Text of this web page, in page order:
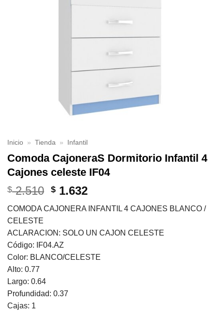
Inicio » Tienda » Infantil
Comoda CajoneraS Dormitorio Infantil 4
Cajones celeste IF04
$2.510 El
original
$ 2.510.
$ 1.632El
actual
$ 1.632.
COMODA CAJONERA INFANTIL 4 CAJONES BLANCO /
CELESTE
ACLARACION: SOLO UN CAJON CELESTE
Código: IF04.AZ
Color: BLANCO/CELESTE
Alto: 0.77
Largo: 0.64
Profundidad: 0.37
Cajas: 1